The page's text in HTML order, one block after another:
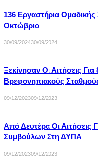
136 Εργαστήρια
Οκτώβριο
30/09/202430/09/2024
Ξεκίνησαν Οι Αιτήσεις
Βρεφονηπιακούς
09/12/202309/12/2023
Από Δευτέρα Οι Αιτήσεις
Συμβούλων Στη ΔΥΠΑ
09/12/202309/12/2023